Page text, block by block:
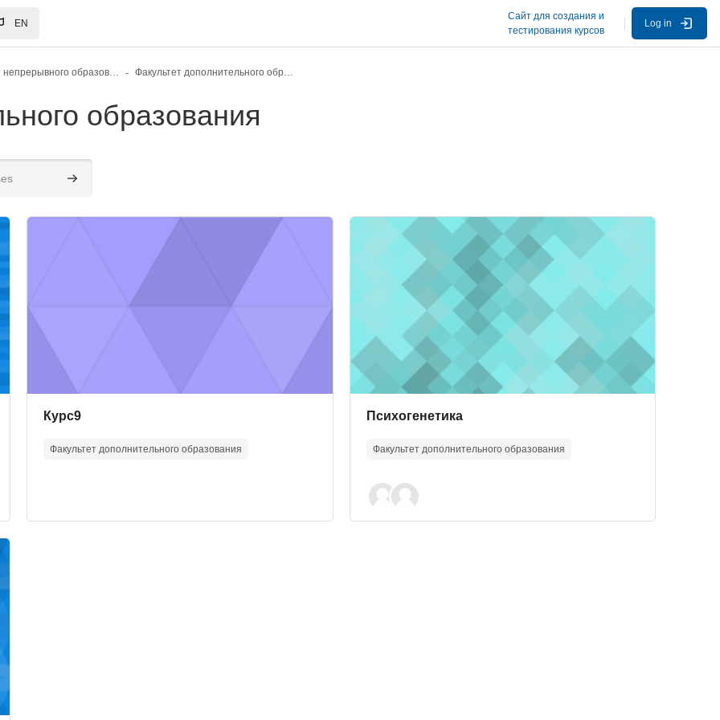
EN
Сайт для создания и
тестирования курсов
Log in
Институт непрерывного образования Факультет дополнительного образования
образования
Search courses
Course image
Course name
Курс9
Факультет дополнительного образования
Course image" Психогенетика
Course image
Course name
Психогенетика
Факультет дополнительного образования